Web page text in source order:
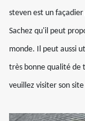
steven est un
Sachez qu'il peut
monde. Il peut aussi
très bonne qualité de
veuillez visiter son